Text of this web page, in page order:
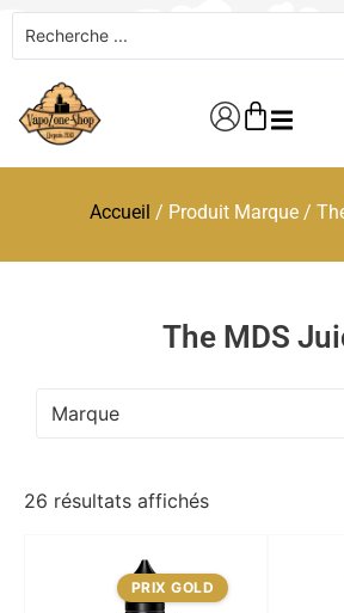
Accueil / Produit Marque /
The MDS
Marque
26 résultats affichés
PRIX GOLD